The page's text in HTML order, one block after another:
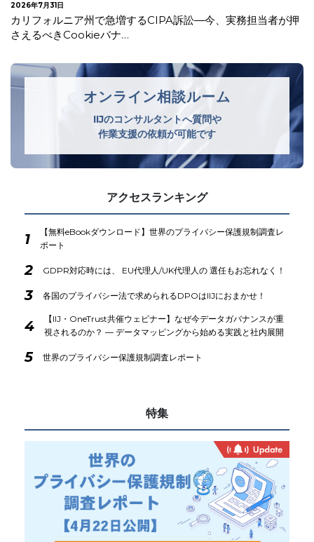
2026年7月30日
欧州委 違法商品等への対策が不十分としてデジタルサービ
ス法違反でAliExpress…
オンライン相談ルーム
IIJのコンサルタントへ質問や
作業支援の依頼が可能です
アクセスランキング
1
【無料eBookダウンロード】世界のプライバシー保護規制調査レ
ポート
2 GDPR対応時には、 EU代理人/UK代理人の 選任もお忘れなく！
3 各国のプライバシー法で求められるDPOはIIJにおまかせ！
4
【IIJ・OneTrust共催ウェビナー】なぜ今データガバナンスが重
視されるのか？ ― データマッピングから始める実践と社内展開
5 世界のプライバシー保護規制調査レポート
特集